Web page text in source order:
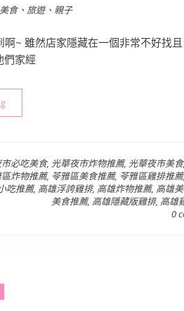
食、旅遊、親子
~ 雖然店家隱藏在一個非常不好找且
們家經
“【高雄美食】迷路炸物店 – 迷路之中找高
必吃美食, 光華夜市炸物推薦, 光華夜市美食,
區炸物推薦, 苓雅區美食推薦, 苓雅區雞排推薦,
吃推薦, 高雄浮誇雞排, 高雄炸物推薦, 高雄
美食推薦, 高雄隱藏版雞排, 高雄
0